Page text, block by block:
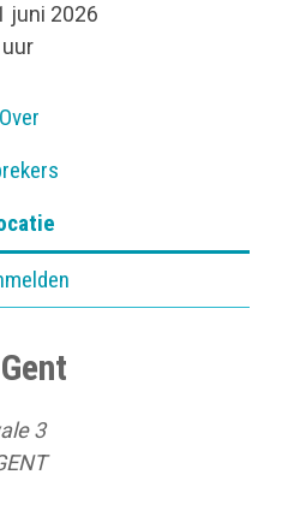
juni 2026
Over
3